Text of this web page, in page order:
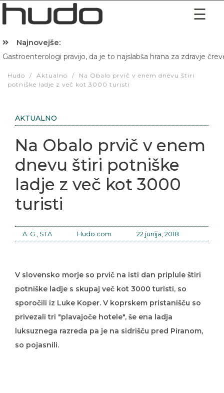
Najnovejše:
Gastroenterologi pravijo, da je to najslabša hrana za zdravje
Hudo / Aktualno /
Na Obalo prvič v enem dnevu štiri
potniške ladje z več kot 3000 turisti
AKTUALNO
Na Obalo prvič v enem
dnevu štiri potniške
ladje z več kot 3000
turisti
A. G., STA Hudo.com 22 junija, 2018
V slovensko morje so prvič na isti dan priplule štiri
potniške ladje s skupaj več kot 3000 turisti, so
sporočili iz Luke Koper. V koprskem pristanišču so
privezali tri "plavajoče hotele", še ena ladja
luksuznega razreda pa je na sidrišču pred Piranom,
so pojasnili.